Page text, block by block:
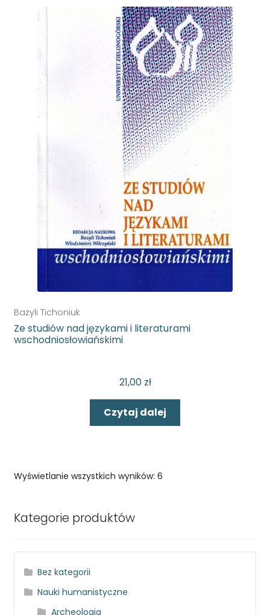
Bazyli Tichoniuk
Ze studiów nad językami i literaturami
wschodniosłowiańskimi
21,00 zł
Czytaj dalej
Wyświetlanie wszystkich wyników: 6
Kategorie produktów
Bez kategorii
Nauki humanistyczne
Archeologia